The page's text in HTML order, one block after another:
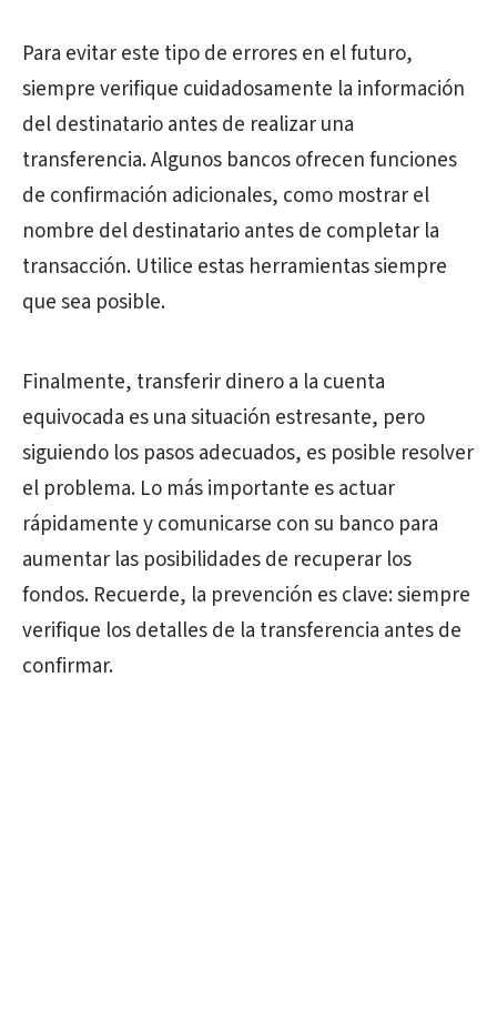
Para evitar este tipo de errores en el futuro,
siempre verifique cuidadosamente la información
del destinatario antes de realizar una
transferencia. Algunos bancos ofrecen funciones
de confirmación adicionales, como mostrar el
nombre del destinatario antes de completar la
transacción. Utilice estas herramientas siempre
que sea posible.
Finalmente, transferir dinero a la cuenta
equivocada es una situación estresante, pero
siguiendo los pasos adecuados, es posible resolver
el problema. Lo más importante es actuar
rápidamente y comunicarse con su banco para
aumentar las posibilidades de recuperar los
fondos. Recuerde, la prevención es clave: siempre
verifique los detalles de la transferencia antes de
confirmar.